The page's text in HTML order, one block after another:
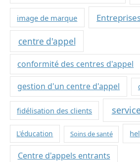
image de marque
centre d'appel
conformité des centres d'appel
gestion d'un centre d'appel
fidélisation des clients
L'éducation Soins de santé
Centre d'appels entrants